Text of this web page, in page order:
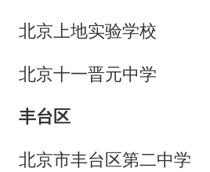
北京上地实验学校
北京十一晋元中学
丰台区
北京市丰台区第二中学